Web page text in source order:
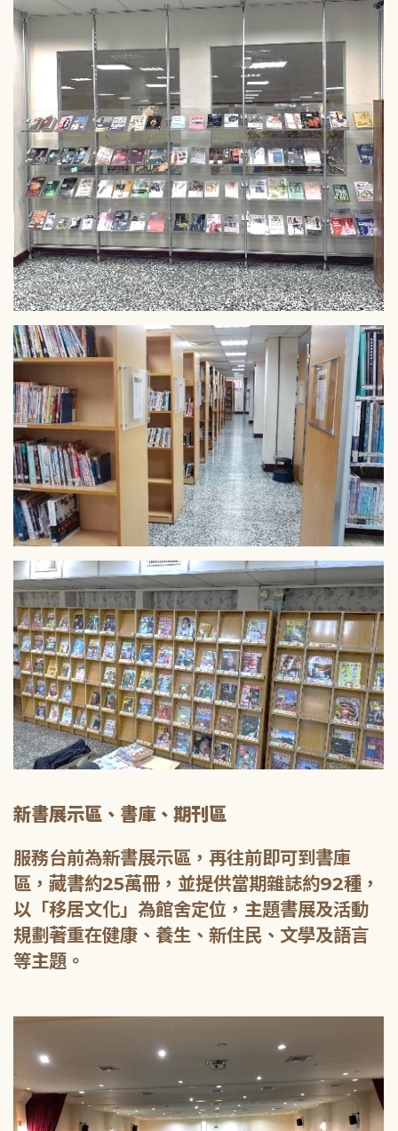
新書展示區、書庫、期刊區
服務台前為新書展示區，再往前即可到書庫
區，藏書約25萬冊，並提供當期雜誌約92種，
以「移居文化」為館舍定位，主題書展及活動
規劃著重在健康、養生、新住民、文學及語言
等主題。